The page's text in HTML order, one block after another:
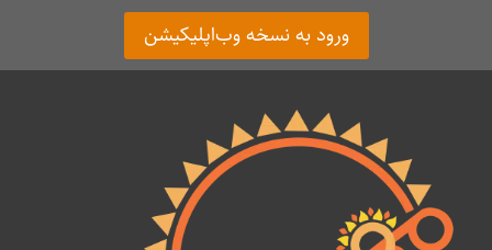
ورود به نسخه وب‌اپلیکیشن